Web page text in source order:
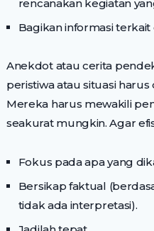
rencanakan kegiatan
Bagikan informasi
Anekdot atau cerita
peristiwa atau situasi
Mereka harus mewakili
seakurat mungkin. Agar
Fokus pada apa yang
Bersikap faktual
tidak ada interpretasi).